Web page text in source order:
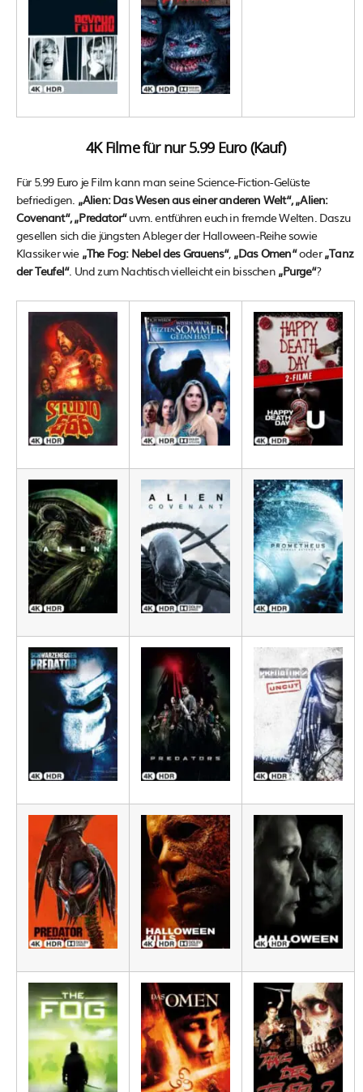
4K Filme für nur 5.99 Euro (Kauf)
Für 5.99 Euro je Film kann man seine Science-Fiction-Gelüste
befriedigen. „Alien: Das Wesen aus einer anderen Welt“, „Alien:
Covenant“, „Predator“uvm. entführen euch in fremde Welten. Daszu
gesellen sich die jüngsten Ableger der Halloween-Reihe sowie
Klassiker wie „The Fog: Nebel des Grauens“, „Das Omen“oder„Tanz
der Teufel“. Und zum Nachtisch vielleicht ein bisschen „Purge“?